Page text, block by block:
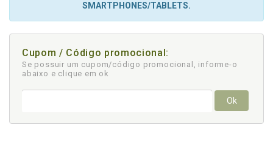
SMARTPHONES/TABLETS.
Cupom / Código promocional:
Se possuir um cupom/código promocional, informe-o
abaixo e clique em ok
Ok